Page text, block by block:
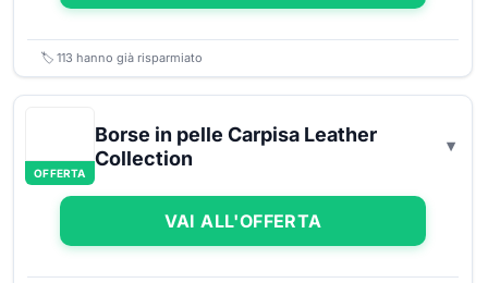
🏷️ 113 hanno già risparmiato
OFFERTA
Borse in pelle Carpisa Leather
Collection
VAI ALL'OFFERTA